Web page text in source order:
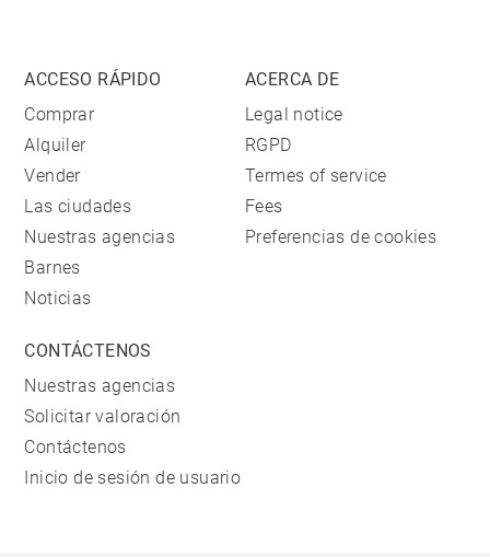
ACCESO RÁPIDO
Comprar
Alquiler
Vender
Las ciudades
Nuestras agencias
Barnes
Noticias
ACERCA DE
Legal notice
RGPD
Termes of service
Fees
Preferencias de cookies
CONTÁCTENOS
Nuestras agencias
Solicitar valoración
Contáctenos
Inicio de sesión de usuario